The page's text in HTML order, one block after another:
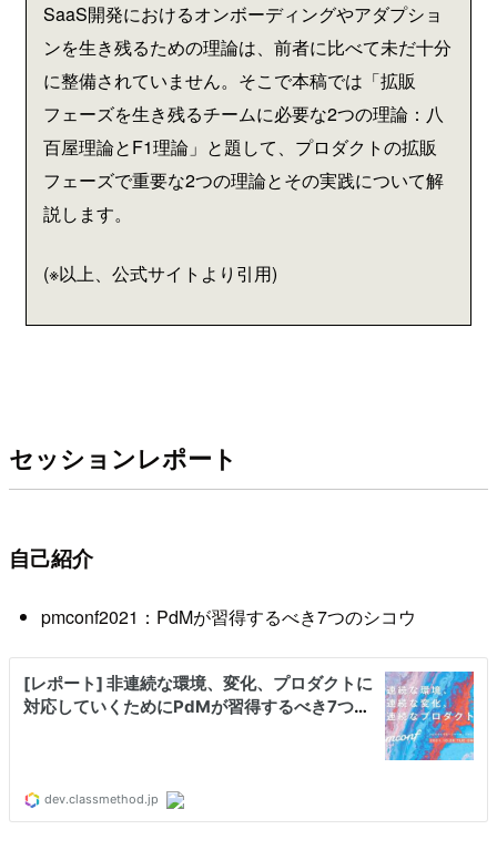
SaaS開発におけるオンボーディングやアダプショ
ンを生き残るための理論は、前者に比べて未だ十分
に整備されていません。そこで本稿では「拡販
フェーズを生き残るチームに必要な2つの理論：八
百屋理論とF1理論」と題して、プロダクトの拡販
フェーズで重要な2つの理論とその実践について解
説します。
(※以上、公式サイトより引用)
セッションレポート
自己紹介
pmconf2021：PdMが習得するべき7つのシコウ